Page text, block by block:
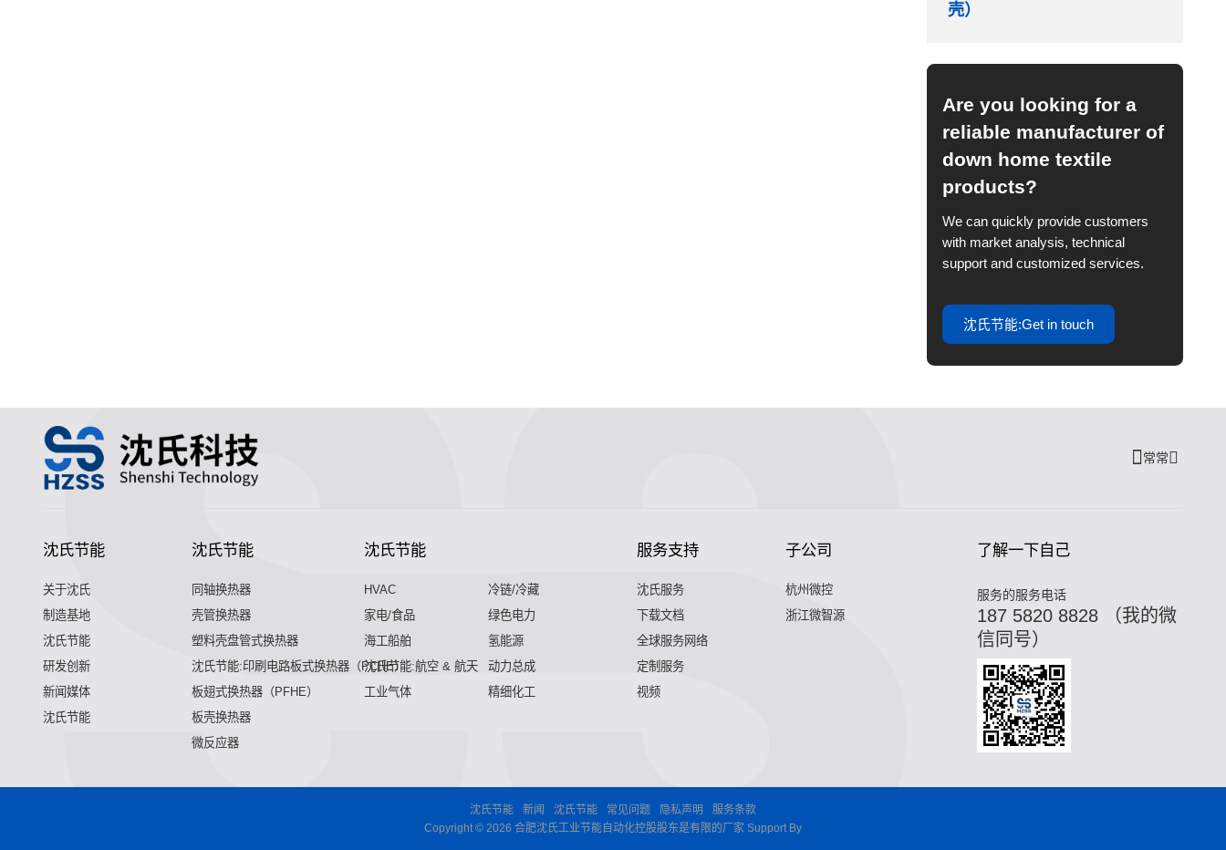
壳）
Are you looking for a
reliable manufacturer of
down home textile
products?
We can quickly provide customers
with market analysis, technical
support and customized services.
沈氏节能:Get in touch
常常
沈氏节能
关于沈氏
制造基地
沈氏节能
研发创新
新闻媒体
沈氏节能
沈氏节能
同轴换热器
壳管换热器
塑料壳盘管式换热器
沈氏节能:印刷电路板式换热器（PCHE）
板翅式换热器（PFHE）
板壳换热器
微反应器
沈氏节能
HVAC
冷链/冷藏
家电/食品
绿色电力
海工船舶
氢能源
沈氏节能:航空 & 航天
动力总成
工业气体
精细化工
服务支持
沈氏服务
下载文档
全球服务网络
定制服务
视频
子公司
杭州微控
浙江微智源
了解一下自己
服务的服务电话
187 5820 8828 （我的微
信同号）
沈氏节能 新闻 沈氏节能 常见问题 隐私声明
服务条款
Copyright © 2026 合肥沈氏工业节能自动化控股股东是有限的厂家 Support By